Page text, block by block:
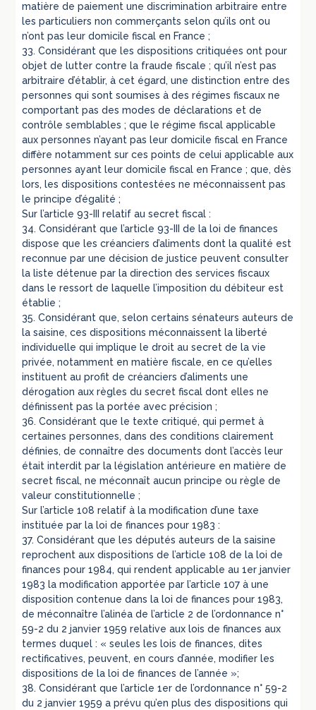
matière de paiement une discrimination arbitraire entre
les particuliers non commerçants selon qu’ils ont ou
n’ont pas leur domicile fiscal en France ;
33. Considérant que les dispositions critiquées ont pour
objet de lutter contre la fraude fiscale ; qu’il n’est pas
arbitraire d’établir, à cet égard, une distinction entre des
personnes qui sont soumises à des régimes fiscaux ne
comportant pas des modes de déclarations et de
contrôle semblables ; que le régime fiscal applicable
aux personnes n’ayant pas leur domicile fiscal en France
diffère notamment sur ces points de celui applicable aux
personnes ayant leur domicile fiscal en France ; que, dès
lors, les dispositions contestées ne méconnaissent pas
le principe d’égalité ;
Sur l’article 93-III relatif au secret fiscal :
34. Considérant que l’article 93-III de la loi de finances
dispose que les créanciers d’aliments dont la qualité est
reconnue par une décision de justice peuvent consulter
la liste détenue par la direction des services fiscaux
dans le ressort de laquelle l’imposition du débiteur est
établie ;
35. Considérant que, selon certains sénateurs auteurs de
la saisine, ces dispositions méconnaissent la liberté
individuelle qui implique le droit au secret de la vie
privée, notamment en matière fiscale, en ce qu’elles
instituent au profit de créanciers d’aliments une
dérogation aux règles du secret fiscal dont elles ne
définissent pas la portée avec précision ;
36. Considérant que le texte critiqué, qui permet à
certaines personnes, dans des conditions clairement
définies, de connaître des documents dont l’accès leur
était interdit par la législation antérieure en matière de
secret fiscal, ne méconnaît aucun principe ou règle de
valeur constitutionnelle ;
Sur l’article 108 relatif à la modification d’une taxe
instituée par la loi de finances pour 1983 :
37. Considérant que les députés auteurs de la saisine
reprochent aux dispositions de l’article 108 de la loi de
finances pour 1984, qui rendent applicable au 1er janvier
1983 la modification apportée par l’article 107 à une
disposition contenue dans la loi de finances pour 1983,
de méconnaître l’alinéa de l’article 2 de l’ordonnance n°
59-2 du 2 janvier 1959 relative aux lois de finances aux
termes duquel : « seules les lois de finances, dites
rectificatives, peuvent, en cours d’année, modifier les
dispositions de la loi de finances de l’année »;
38. Considérant que l’article 1er de l’ordonnance n° 59-2
du 2 janvier 1959 a prévu qu’en plus des dispositions qui